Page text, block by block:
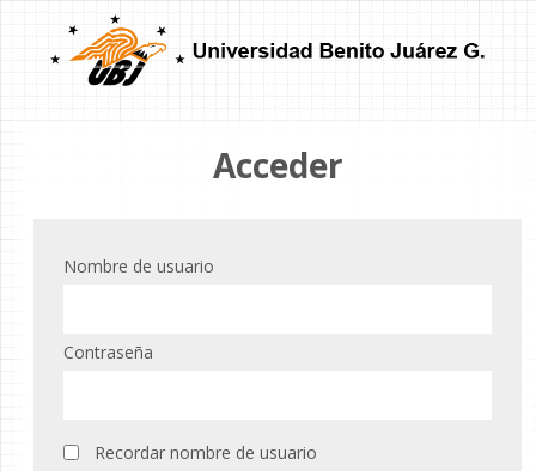
Acceder
Nombre de usuario
Contraseña
Recordar nombre de usuario